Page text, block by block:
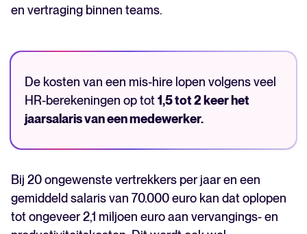
en vertraging binnen teams.
De kosten van een mis-hire lopen volgens veel
HR-berekeningen op tot1,5 tot 2 keer het
jaarsalaris van een medewerker.
Bij 20 ongewenste vertrekkers per jaar en een
gemiddeld salaris van 70.000 euro kan dat oplopen
tot ongeveer 2,1 miljoen euro aan vervangings- en